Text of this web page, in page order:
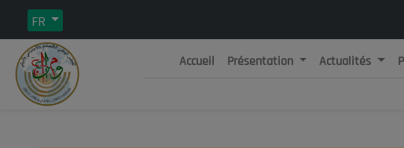
FR
Accueil Présentation Actualités